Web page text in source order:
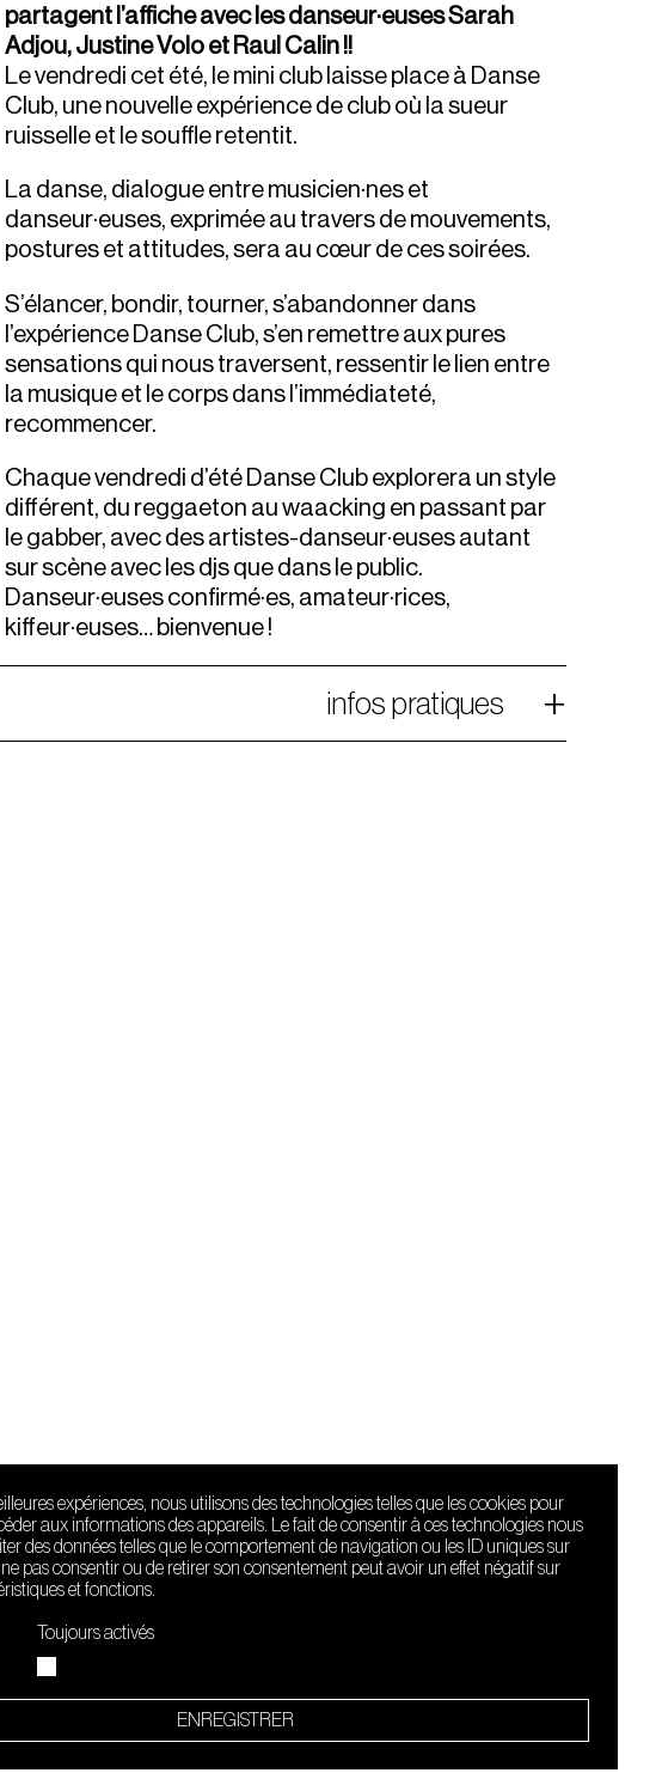
partagent l’affiche avec les danseur·euses Sarah
Adjou, Justine Volo et Raul Calin !!
Le vendredi cet été, le mini club laisse place à Danse
Club, une nouvelle expérience de club où la sueur
ruisselle et le souffle retentit.
La danse, dialogue entre musicien·nes et
danseur·euses, exprimée au travers de mouvements,
postures et attitudes, sera au cœur de ces soirées.
S’élancer, bondir, tourner, s’abandonner dans
l’expérience Danse Club, s’en remettre aux pures
sensations qui nous traversent, ressentir le lien entre
la musique et le corps dans l’immédiateté,
recommencer.
Chaque vendredi d’été Danse Club explorera un style
différent, du reggaeton au waacking en passant par
le gabber, avec des artistes-danseur·euses autant
sur scène avec les djs que dans le public.
Danseur·euses confirmé·es, amateur·rices,
kiffeur·euses… bienvenue !
infos pratiques
Quartier culturel et créatif
Conditions générales d'utilisation
expériences, nous utilisons des technologies telles que les cookies pour
aux informations des appareils. Le fait de consentir à ces technologies nous
des données telles que le comportement de navigation ou les ID uniques sur
ne pas consentir ou de retirer son consentement peut avoir un effet négatif sur
et fonctions.
Toujours activés
ENREGISTRER